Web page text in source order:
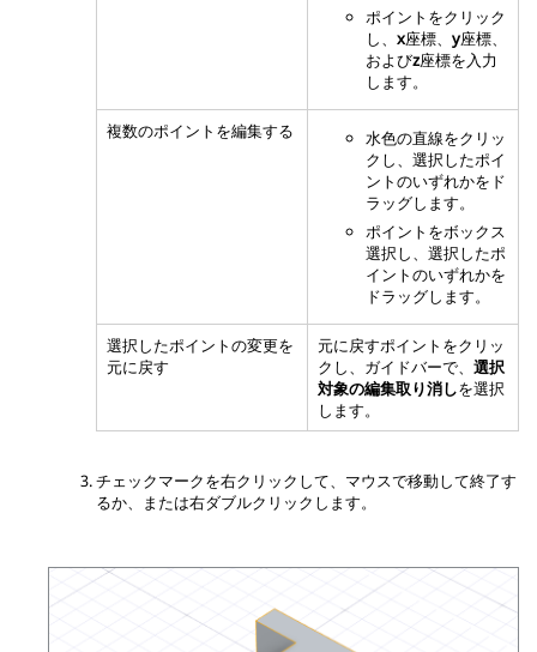
ポイントをクリック
し、 x座標、 y座標、
およびz座標を入力
します。
複数のポイントを編集する
水色の直線をクリッ
クし、選択したポイ
ントのいずれかをド
ラッグします。
ポイントをボックス
選択し、選択したポ
イントのいずれかを
ドラッグします。
選択したポイントの変更を
元に戻す
元に戻すポイントをクリッ
クし、ガイドバーで、 選択
対象の編集取り消しを選択
します。
チェックマークを右クリックして、マウスで移動して終了す
るか、または右ダブルクリックします。